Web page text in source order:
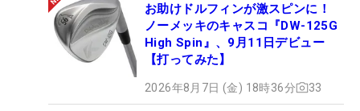
お助けドルフィンが激スピンに！
ノーメッキのキャスコ『DW-125G
High Spin』、9月11日デビュー
【打ってみた】
2026年8月7日 (金) 18時36分 33